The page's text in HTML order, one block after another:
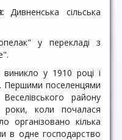
Дивненська сільська
у перекладі з
виникло у 1910 році і
Першими поселенцями
району
роки, коли почалася
організовано кілька
в одне господарство